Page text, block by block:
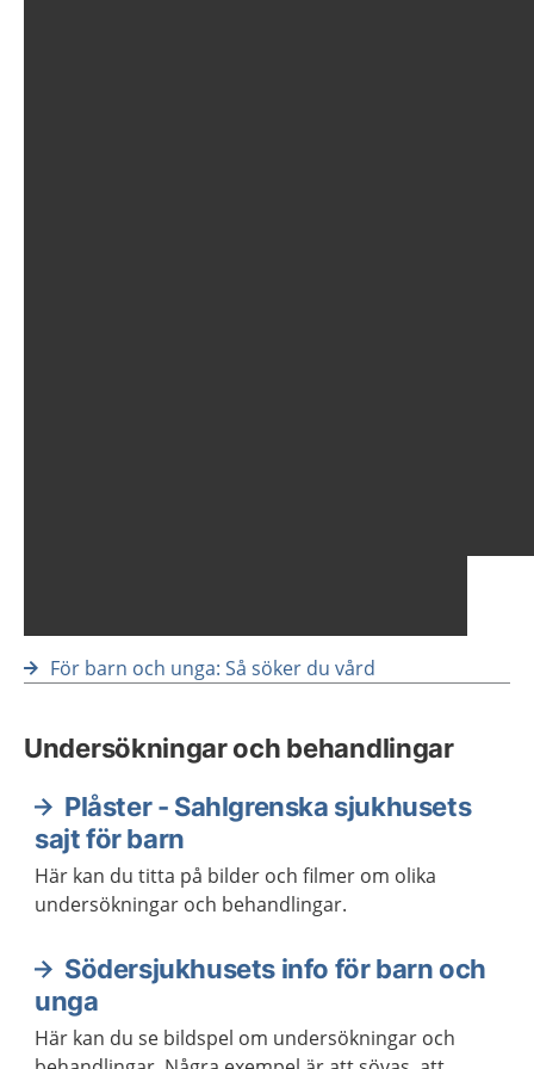
För barn och unga: Så söker du vård
Undersökningar och behandlingar
Plåster - Sahlgrenska sjukhusets
sajt för barn
Här kan du titta på bilder och filmer om olika
undersökningar och behandlingar.
Södersjukhusets info för barn och
unga
Här kan du se bildspel om undersökningar och